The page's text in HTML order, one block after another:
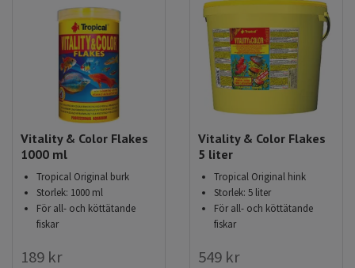
Vitality & Color Flakes
1000 ml
Tropical Original burk
Storlek: 1000 ml
För all- och köttätande
fiskar
189 kr
Vitality & Color Flakes
5 liter
Tropical Original hink
Storlek: 5 liter
För all- och köttätande
fiskar
549 kr